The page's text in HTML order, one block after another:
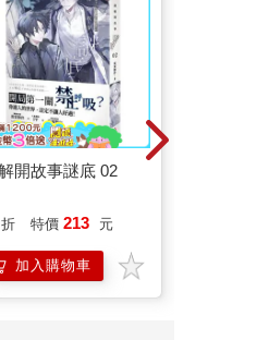
開故事謎底 02
折 特價 213 元
加入購物車